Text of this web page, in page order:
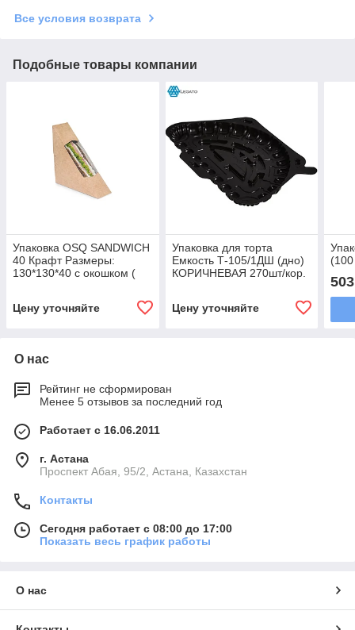
Все условия возврата
Подобные товары компании
Упаковка OSQ SANDWICH
40 Крафт Размеры:
130*130*40 с окошком (
Цену уточняйте
Упаковка для торта
Емкость Т-105/1ДШ (дно)
КОРИЧНЕВАЯ 270шт/кор.
Цену уточняйте
503
О нас
Рейтинг не сформирован
Менее 5 отзывов за последний год
Работает с 16.06.2011
г. Астана
​Проспект Абая, 95/2, Астана, Казахстан
Контакты
Сегодня работает с 08:00 до 17:00
Показать весь график работы
О нас